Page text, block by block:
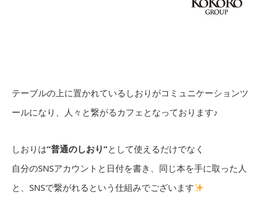
テーブルの上に置かれているしおりがコミュニケーションツ
ールになり、人々と繋がるカフェとなっております♪
しおりは”普通のしおり”として使えるだけでなく
自分のSNSアカウントと日付を書き、同じ本を手に取った人
と、SNSで繋がれるという仕組みでございます